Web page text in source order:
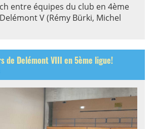
entre équipes du club en 4ème
V (Rémy Bürki, Michel
de Delémont VIII en 5ème ligue!